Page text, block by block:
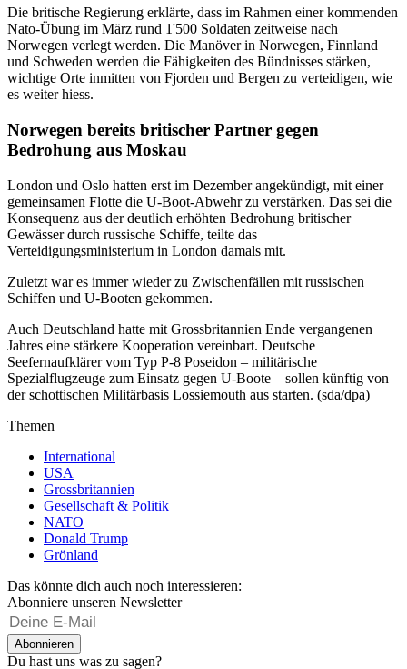
Die britische Regierung erklärte, dass im Rahmen einer kommenden
Nato-Übung im März rund 1'500 Soldaten zeitweise nach
Norwegen verlegt werden. Die Manöver in Norwegen, Finnland
und Schweden werden die Fähigkeiten des Bündnisses stärken,
wichtige Orte inmitten von Fjorden und Bergen zu verteidigen, wie
es weiter hiess.
Norwegen bereits britischer Partner gegen
Bedrohung aus Moskau
London und Oslo hatten erst im Dezember angekündigt, mit einer
gemeinsamen Flotte die U-Boot-Abwehr zu verstärken. Das sei die
Konsequenz aus der deutlich erhöhten Bedrohung britischer
Gewässer durch russische Schiffe, teilte das
Verteidigungsministerium in London damals mit.
Zuletzt war es immer wieder zu Zwischenfällen mit russischen
Schiffen und U-Booten gekommen.
Auch Deutschland hatte mit Grossbritannien Ende vergangenen
Jahres eine stärkere Kooperation vereinbart. Deutsche
Seefernaufklärer vom Typ P-8 Poseidon – militärische
Spezialflugzeuge zum Einsatz gegen U-Boote – sollen künftig von
der schottischen Militärbasis Lossiemouth aus starten. (sda/dpa)
Themen
International
USA
Grossbritannien
Gesellschaft & Politik
NATO
Donald Trump
Grönland
Das könnte dich auch noch interessieren:
Abonniere unseren Newsletter
Abonnieren
Du hast uns was zu sagen?